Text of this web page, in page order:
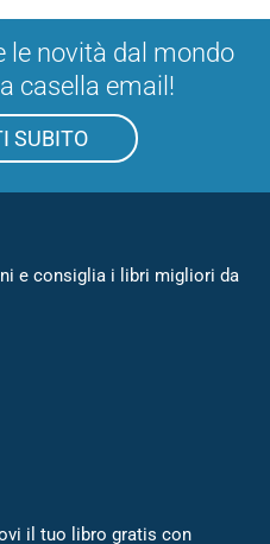
le novità dal mondo
casella email!
SUBITO
e consiglia i libri migliori da
il tuo libro gratis con